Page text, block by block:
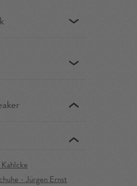
- Jürgen Ernst